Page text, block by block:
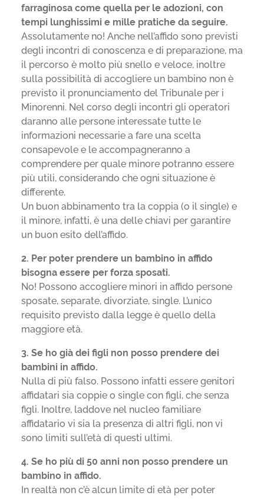
farraginosa come quella per le adozioni, con
tempi lunghissimi e mille pratiche da seguire.
Assolutamente no! Anche nell’affido sono previsti
degli incontri di conoscenza e di preparazione, ma
il percorso è molto più snello e veloce, inoltre
sulla possibilità di accogliere un bambino non è
previsto il pronunciamento del Tribunale per i
Minorenni. Nel corso degli incontri gli operatori
daranno alle persone interessate tutte le
informazioni necessarie a fare una scelta
consapevole e le accompagneranno a
comprendere per quale minore potranno essere
più utili, considerando che ogni situazione è
differente.
Un buon abbinamento tra la coppia (o il single) e
il minore, infatti, è una delle chiavi per garantire
un buon esito dell’affido.
2. Per poter prendere un bambino in affido
bisogna essere per forza sposati.
No! Possono accogliere minori in affido persone
sposate, separate, divorziate, single. L’unico
requisito previsto dalla legge è quello della
maggiore età.
3. Se ho già dei figli non posso prendere dei
bambini in affido.
Nulla di più falso. Possono infatti essere genitori
affidatari sia coppie o single con figli, che senza
figli. Inoltre, laddove nel nucleo familiare
affidatario vi sia la presenza di altri figli, non vi
sono limiti sull’età di questi ultimi.
4. Se ho più di 50 anni non posso prendere un
bambino in affido.
In realtà non c’è alcun limite di età per poter